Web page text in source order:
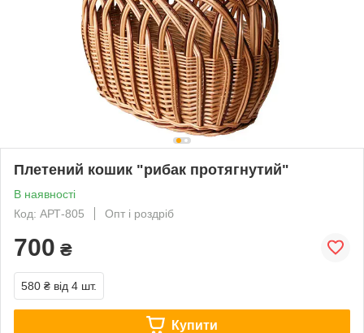
Плетений кошик "рибак протягнутий"
В наявності
Код: АРТ-805
Опт і роздріб
700 ₴
580 ₴ від 4 шт.
Купити